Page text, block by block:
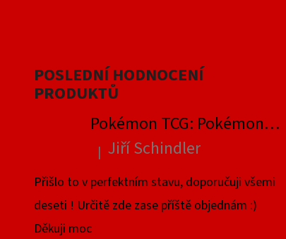
POSLEDNÍ HODNOCENÍ
PRODUKTŮ
Pokémon TCG: Pokémon GO Elite Trainer Box
Hodnocení produktu je 5 z 5 hvězdiček.
| Jiří Schindler
Přišlo to v perfektním stavu, doporučuji všemi
deseti ! Určitě zde zase příště objednám :)
Děkuji moc